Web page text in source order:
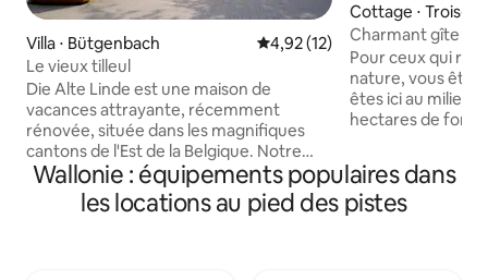
Villa ⋅ Bütgenbach Évaluation moyenne sur la
4,92 (12)
Le vieux tilleul
Die Alte Linde est une maison de
vacances attrayante, récemment
rénovée, située dans les magnifiques
cantons de l'Est de la Belgique. Notre
maison est idéale pour les groupes
jusqu'à 12 personnes qui veulent profiter
de la paix. Que vous recherchiez un
Cottage ⋅ Trois-
Charmant gîte
tranquillité et de
Pour ceux qui
nature, vous êtes
êtes ici au milieu
hectares de forêt
maintenant un
maison typique
beaucoup
Wallonie : équipements populaires dans
les locations au pied des pistes